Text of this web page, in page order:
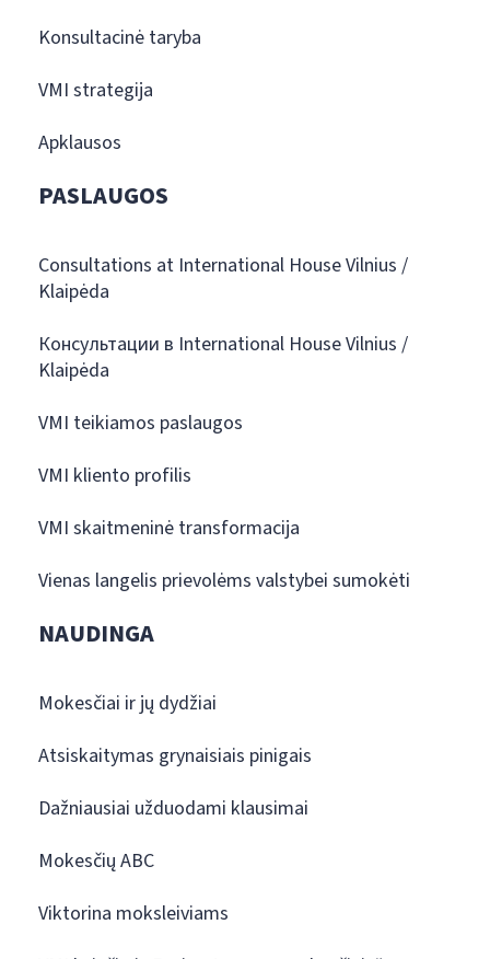
Konsultacinė taryba
VMI strategija
Apklausos
PASLAUGOS
Consultations at International House Vilnius /
Klaipėda
Консультации в International House Vilnius /
Klaipėda
VMI teikiamos paslaugos
VMI kliento profilis
VMI skaitmeninė transformacija
Vienas langelis prievolėms valstybei sumokėti
NAUDINGA
Mokesčiai ir jų dydžiai
Atsiskaitymas grynaisiais pinigais
Dažniausiai užduodami klausimai
Mokesčių ABC
Viktorina moksleiviams